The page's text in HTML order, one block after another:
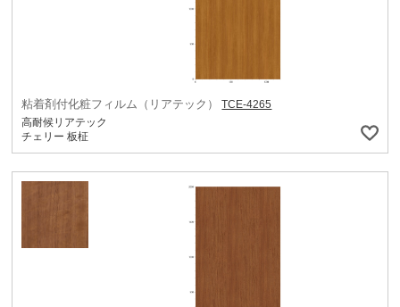
粘着剤付化粧フィルム（リアテック）
TCE-4265
高耐候リアテック
チェリー 板柾